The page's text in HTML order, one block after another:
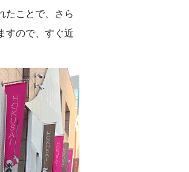
たことで、さら
すので、すぐ近